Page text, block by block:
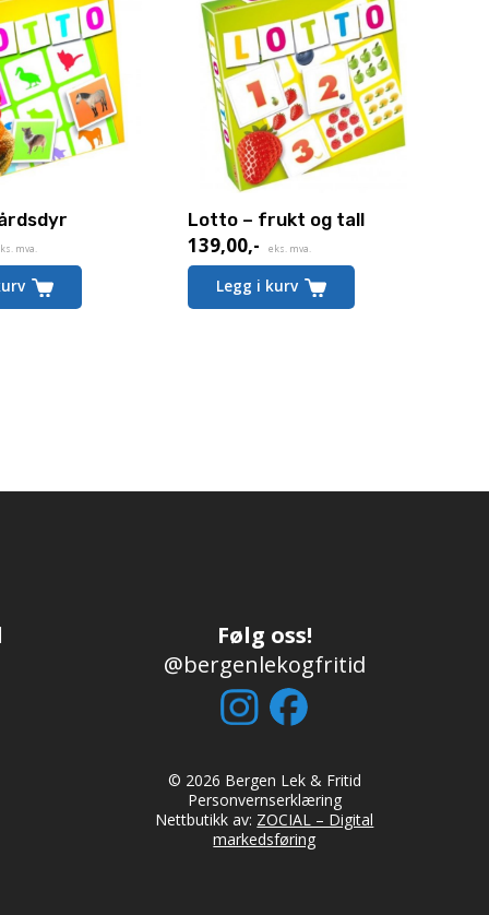
mva.
Lotto – frukt og tall
139,00,- eks. mva.
Legg i kurv
Følg oss!
@bergenlekogfritid
© 2026 Bergen Lek & Fritid
Personvernserklæring
Nettbutikk av: ZOCIAL – Digital
markedsføring